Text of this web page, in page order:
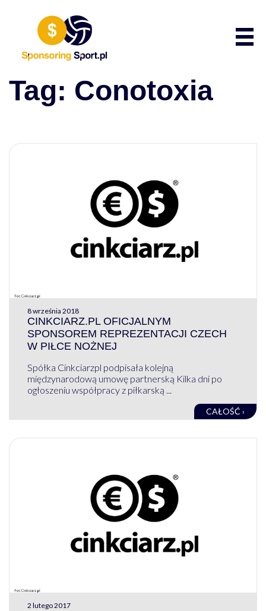
Tag: Conotoxia
8 września 2018
CINKCIARZ.PL OFICJALNYM
SPONSOREM REPREZENTACJI CZECH
W PIŁCE NOŻNEJ
Spółka Cinkciarzpl podpisała kolejną
międzynarodową umowę partnerską Kilka dni po
ogłoszeniu współpracy z piłkarską ...
CAŁOŚĆ ›
2 lutego 2017